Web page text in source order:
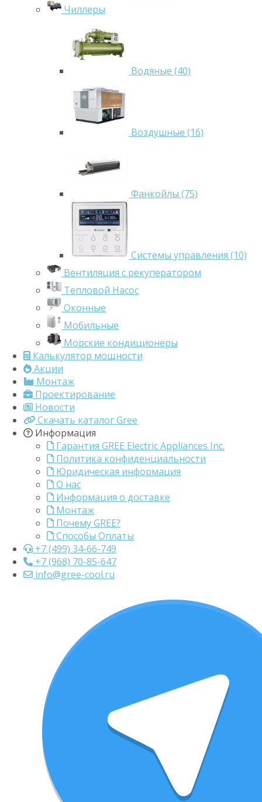
Чиллеры
Водяные (40)
Воздушные (16)
Фанкойлы (75)
Системы управления (10)
Вентиляция с рекуператором
Тепловой Насос
Оконные
Мобильные
Морские кондиционеры
Калькулятор мощности
Акции
Монтаж
Проектирование
Новости
Скачать каталог Gree
Информация
Гарантия GREE Electric Appliances Inc.
Политика конфиденциальности
Юридическая информация
О нас
Информация о доставке
Монтаж
Почему GREE?
Способы Оплаты
+7 (499) 34-66-749
+7 (968) 70-85-647
info@gree-cool.ru